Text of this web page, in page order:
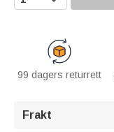
99 dagers returrett
Frakt